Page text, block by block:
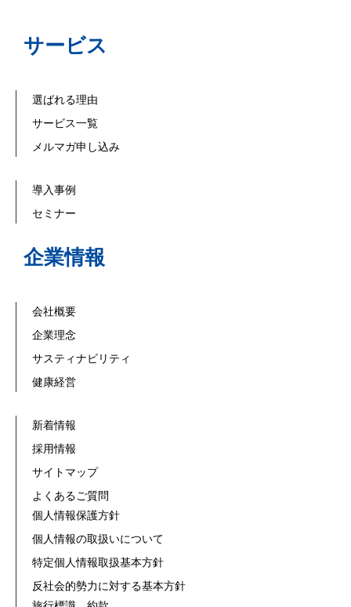
サービス
選ばれる理由
サービス一覧
メルマガ申し込み
導入事例
セミナー
企業情報
会社概要
企業理念
サスティナビリティ
健康経営
新着情報
採用情報
サイトマップ
よくあるご質問
個人情報保護方針
個人情報の取扱いについて
特定個人情報取扱基本方針
反社会的勢力に対する基本方針